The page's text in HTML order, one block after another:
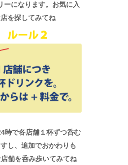
ーになります。お気に入
を探してみてね
時で各店舗１杯ずつ呑む
し、追加でおかわりも
舗を呑み歩いてみてね